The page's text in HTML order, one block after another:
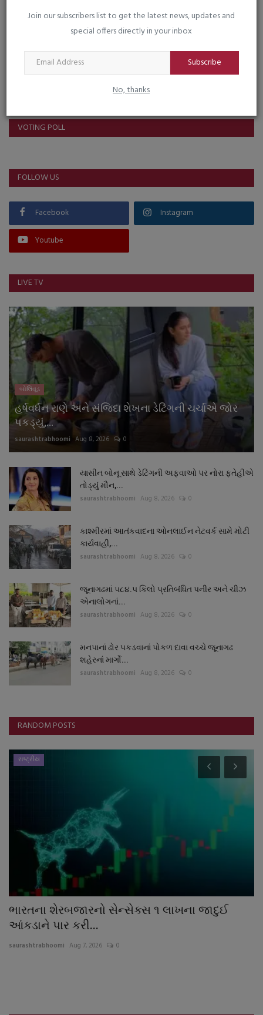
Join our subscribers list to get the latest news, updates and
special offers directly in your inbox
Subscribe
No, thanks
Post Comment
VOTING POLL
FOLLOW US
Facebook Instagram
Youtube
LIVE TV
બોલિવૂડ
હર્ષવર્ધન રાણે અને સંજિદા શેખના ડેટિંગની ચર્ચાએ જોર
પકડ્યું,...
saurashtrabhoomi Aug 8, 2026 0
યાસીન બોનૂ સાથે ડેટિંગની અફવાઓ પર નોરા ફતેહીએ
તોડ્યું મૌન,...
saurashtrabhoomi Aug 8, 2026 0
કાશ્મીરમાં આતંકવાદના ઓનલાઈન નેટવર્ક સામે મોટી
કાર્યવાહી,...
saurashtrabhoomi Aug 8, 2026 0
જૂનાગઢમાં ૫૮૪.૫ કિલો પ્રતિબંધિત પનીર અને ચીઝ
એનાલોગનાં...
saurashtrabhoomi Aug 8, 2026 0
મનપાનાં ઢોર પકડવાનાં પોકળ દાવા વચ્ચે જૂનાગઢ
શહેરનાં માર્ગો...
saurashtrabhoomi Aug 8, 2026 0
RANDOM POSTS
રાષ્ટ્રીય
ભારતના શેરબજારનો સેન્સેક્સ ૧ લાખના જાદુઈ
આંકડાને પાર કરી...
saurashtrabhoomi Aug 7, 2026 0